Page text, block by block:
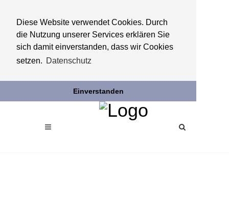
Diese Website verwendet Cookies. Durch
die Nutzung unserer Services erklären Sie
sich damit einverstanden, dass wir Cookies
setzen. Datenschutz
Einverstanden